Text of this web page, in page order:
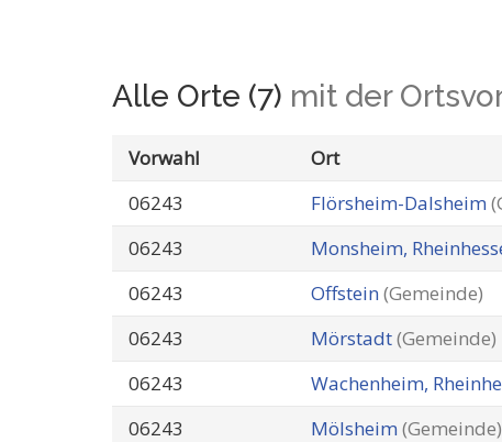
Alle Orte (7) mit der
Vorwahl
Ort
06243
Flörsheim-Dalsheim
06243
Monsheim,
06243
Offstein (Gemeinde)
06243
Mörstadt(Gemeinde)
06243
Wachenheim,
06243
Mölsheim (Gemeinde)